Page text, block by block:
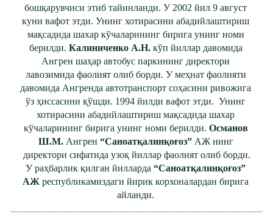
бошқарувчиси этиб тайинланди. У 2002 йил 9 август
куни вафот этди. Унинг хотирасини абадийлаштириш
мақсадида шахар кўчаларининг бирига унинг номи
берилди. Калиниченко А.Н.кўп йиллар давомида
Ангрен шаҳар автобус паркининг директори
лавозимида фаолият олиб борди. У меҳнат фаолияти
давомида Ангренда автотранспорт соҳасини ривожига
ўз ҳиссасини қўшди. 1994 йилди вафот этди. Унинг
хотирасини абадийлаштириш мақсадида шахар
кўчаларининг бирига унинг номи берилди. Османов
Ш.М.Ангрен “Саноатқалинқоғоз” АЖ нинг
директори сифатида узоқ йиллар фаолият олиб борди.
У раҳбарлик қилган йилларда “Саноатқалинқоғоз”
АЖ республикамиздаги йирик корхоналардан бирига
айланди.